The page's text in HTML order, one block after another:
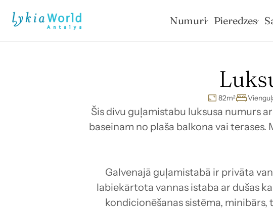
Numuri Pieredzes
82m²
Šis divu guļamistabu luksusa numurs
baseinam no plaša balkona vai
Galvenajā guļamistabā ir privāta
labiekārtota vannas istaba ar dušas
kondicionēšanas sistēma, minibārs,